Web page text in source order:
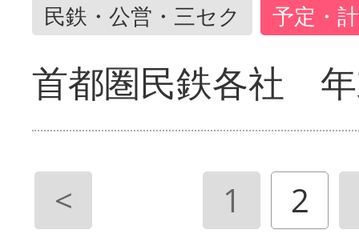
民鉄・公営・三セク 予定・
首都圏民鉄各社
< 1 2